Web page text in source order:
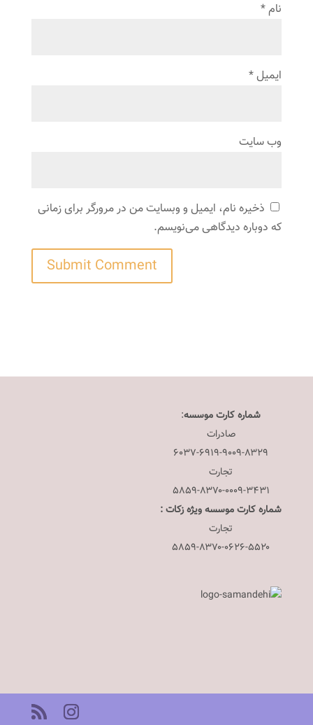
نام*
ایمیل*
وب‌ سایت
ذخیره نام، ایمیل و وبسایت من در مرورگر برای زمانی
که دوباره دیدگاهی می‌نویسم.
شماره کارت موسسه:
صادرات
۶۰۳۷-۶۹۱۹-۹۰۰۹-۸۳۲۹
تجارت
۵۸۵۹-۸۳۷۰-۰۰۰۹-۳۴۳۱
شماره کارت موسسه ویژه زکات :
تجارت
۵۸۵۹-۸۳۷۰-۰۶۲۶-۵۵۲۰